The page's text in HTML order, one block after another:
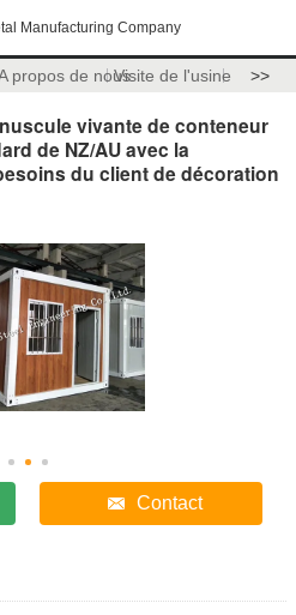
Manufacturing Company
propos de nousVisite de l'usine >>
vivante de conteneur
de NZ/AU avec la
du client de décoration
Contact